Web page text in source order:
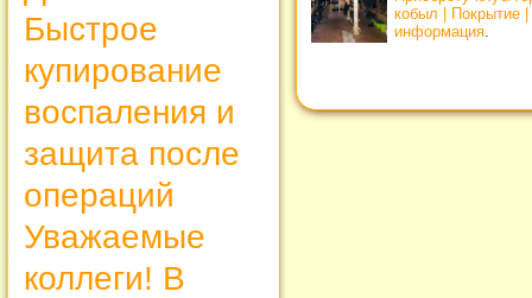
Быстрое
купирование
воспаления и
защита после
операций
Уважаемые
коллеги! В
кобыл | Покрытие
информация